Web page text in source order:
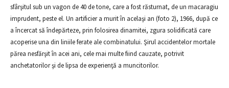
sfârşitul sub un vagon de 40 de tone, care a fost răsturnat, de un macaragiu
imprudent, peste el. Un artificier a murit în acelaşi an (foto 2), 1966, după ce
a încercat să îndepărteze, prin folosirea dinamitei, zgura solidificată care
acoperise una din liniile ferate ale combinatului. Şirul accidentelor mortale
părea nesfărşit în acei ani, cele mai multe fiind cauzate, potrivit
anchetatorilor şi de lipsa de experienţă a muncitorilor.